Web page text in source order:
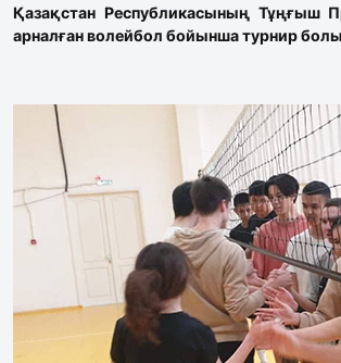
Қазақстан Республикасының Тұңғыш
арналған волейбол бойынша турнир